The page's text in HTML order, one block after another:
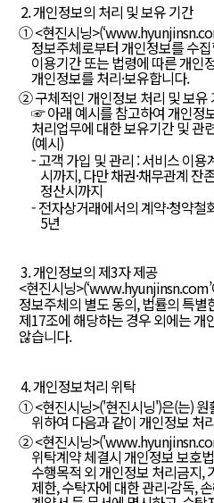
2. 개인정보의 처리 및 보유 기간
① <현진시닝>(‘
정보주체로부터 개인정보를 수
이용기간 또는 법령에 따른 개인
개인정보를 처리·보유합니다.
② 구체적인 개인정보 처리 및 보유
☞ 아래 예시를 참고하여 개인정
처리업무에 대한 보유기간 및 관
(예시)
고객 가입 및 관리 : 서비스 이
시까지, 다만 채권·채무관계 잔
정산시까지
전자상거래에서의 계약·청약철
5년
3. 개인정보의 제3자 제공
<현진시닝>(‘
정보주체의 별도 동의, 법률의 특별
제17조에 해당하는 경우 외에는 개
않습니다.
4. 개인정보처리 위탁
① <현진시닝>('현진시닝')은(는) 원
위하여 다음과 같이 개인정보 처
② <현진시닝>('
위탁계약 체결시 개인정보 보호
수행목적 외 개인정보 처리금지,
제한, 수탁자에 대한 관리·감독,